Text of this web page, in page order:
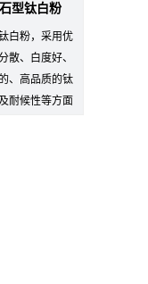
型钛白粉
白粉，采用优
散、白度好、
、高品质的钛
耐候性等方面